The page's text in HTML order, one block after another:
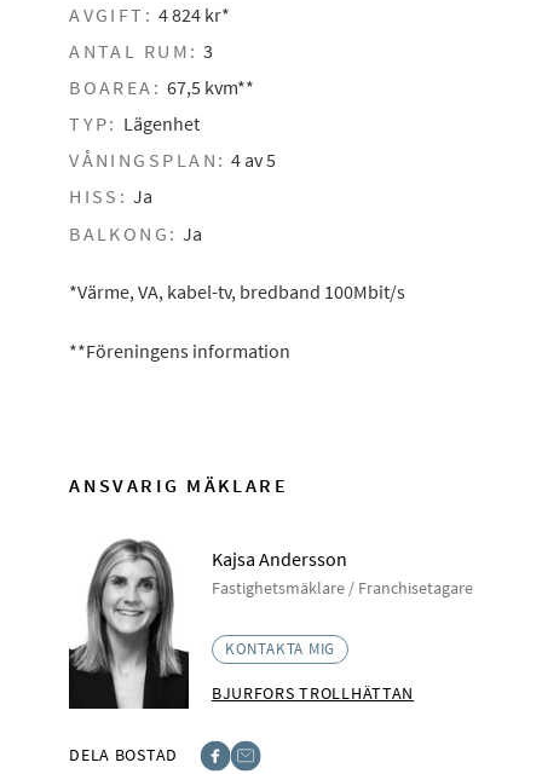
AVGIFT: 4 824 kr*
ANTAL RUM: 3
BOAREA: 67,5 kvm**
TYP: Lägenhet
VÅNINGSPLAN: 4 av 5
HISS: Ja
BALKONG: Ja
*Värme, VA, kabel-tv, bredband 100Mbit/s
**Föreningens information
ANSVARIG MÄKLARE
Kajsa Andersson
Fastighetsmäklare / Franchisetagare
KONTAKTA MIG
BJURFORS TROLLHÄTTAN
DELA BOSTAD